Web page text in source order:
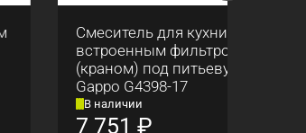
Смеситель для кухни со
встроенным фильтром
(краном) под питьевую воду
Gappo G4398-17
₽